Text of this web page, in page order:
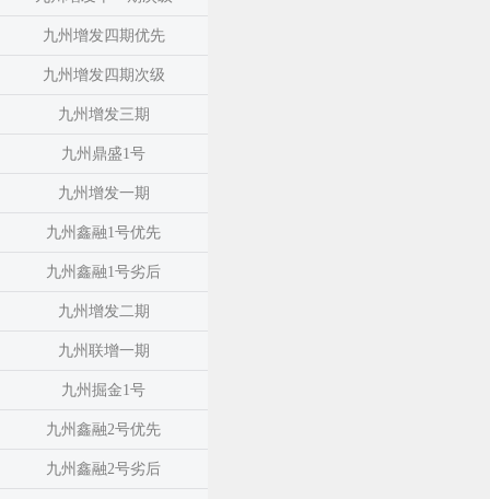
九州增发四期优先
九州增发四期次级
九州增发三期
九州鼎盛1号
九州增发一期
九州鑫融1号优先
九州鑫融1号劣后
九州增发二期
九州联增一期
九州掘金1号
九州鑫融2号优先
九州鑫融2号劣后